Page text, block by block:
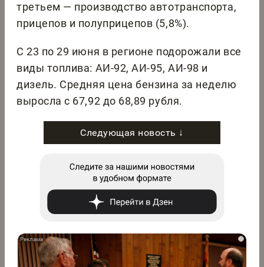
третьем — производство автотранспорта,
прицепов и полуприцепов (5,8%).
С 23 по 29 июня в регионе подорожали все
виды топлива: АИ-92, АИ-95, АИ-98 и
дизель. Средняя цена бензина за неделю
выросла с 67,92 до 68,89 рубля.
Следующая новость ↓
i